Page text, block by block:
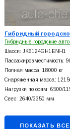
Гибридный
Гибридные городские
Шасси: JK6124GH1ENH1
Пассажировместимость:
Полная масса: 18000 кг
Снаряженная масса:
Нагрузки по осям: 6500/
Свес: 2640/3350 мм
ПОКАЗАТЬ ВСЕ